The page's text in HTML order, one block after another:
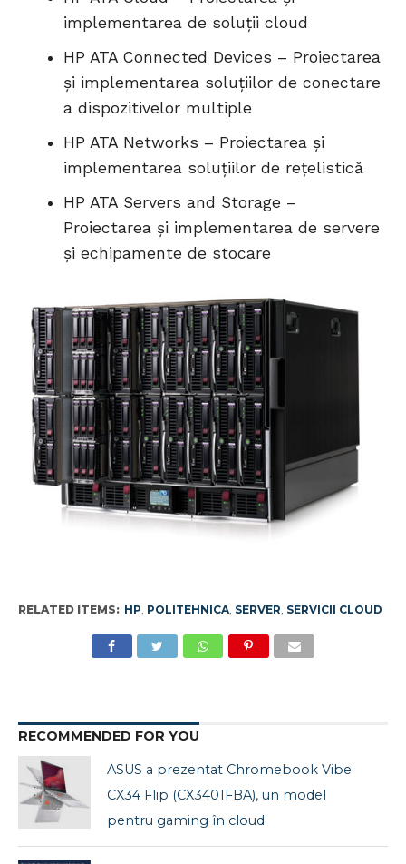
implementarea de soluții cloud
HP ATA Connected Devices – Proiectarea
și implementarea soluțiilor de conectare
a dispozitivelor multiple
HP ATA Networks – Proiectarea și
implementarea soluțiilor de rețelistică
HP ATA Servers and Storage –
Proiectarea și implementarea de servere
și echipamente de stocare
RELATED ITEMS: HP POLITEHNICA, SERVER SERVICII CLOUD
RECOMMENDED FOR YOU
ASUS a prezentat Chromebook Vibe
CX34 Flip (CX3401FBA), un model
pentru gaming în cloud